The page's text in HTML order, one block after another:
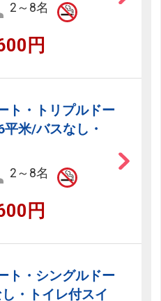
2～8名
円
ト・トリプルドー
米/バスなし・
2～8名
円
ト・シングルドー
・トイレ付スイ